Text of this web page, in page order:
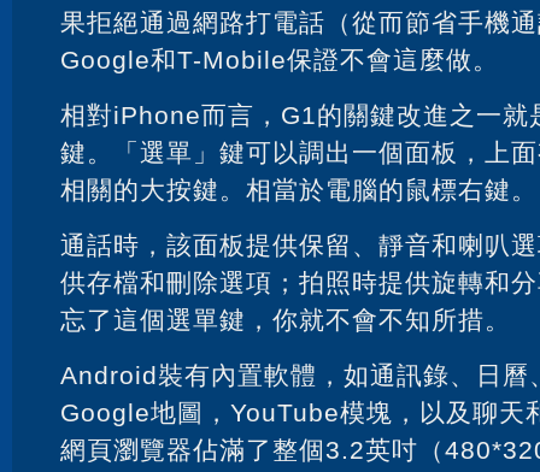
果拒絕通過網路打電話（從而節省手機
Google和T-Mobile保證不會這麼做。
相對iPhone而言，G1的關鍵改進之一
鍵。「選單」鍵可以調出一個面板，上
相關的大按鍵。相當於電腦的鼠標右鍵。
通話時，該面板提供保留、靜音和喇叭
供存檔和刪除選項；拍照時提供旋轉和
忘了這個選單鍵，你就不會不知所措。
Android裝有內置軟體，如通訊錄、日曆
Google地圖，YouTube模塊，以及聊天
網頁瀏覽器佔滿了整個3.2英吋（